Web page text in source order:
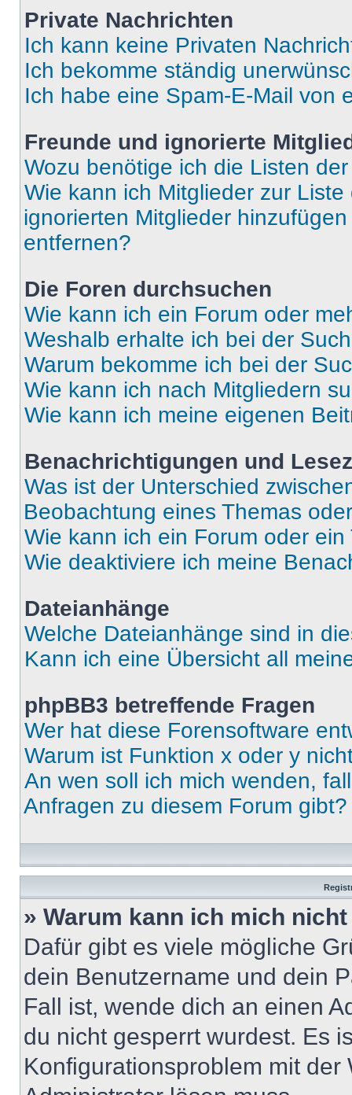
Private Nachrichten
Ich kann keine Privaten
Ich bekomme ständig
Ich habe eine Spam-E-Mail von
Freunde und ignorierte
Wozu benötige ich die Listen
Wie kann ich Mitglieder zur
ignorierten Mitglieder
entfernen?
Die Foren durchsuchen
Wie kann ich ein Forum oder
Weshalb erhalte ich bei der
Warum bekomme ich bei der
Wie kann ich nach Mitgliedern
Wie kann ich meine eigenen
Benachrichtigungen und
Was ist der Unterschied
Beobachtung eines Themas
Wie kann ich ein Forum oder
Wie deaktiviere ich meine
Dateianhänge
Welche Dateianhänge sind in
Kann ich eine Übersicht all
phpBB3 betreffende Fragen
Wer hat diese Forensoftware
Warum ist Funktion x oder y
An wen soll ich mich wenden,
Anfragen zu diesem Forum gibt?
» Warum kann ich mich
Dafür gibt es viele mögliche
dein Benutzername und dein
Fall ist, wende dich an einen
du nicht gesperrt wurdest. Es
Konfigurationsproblem mit